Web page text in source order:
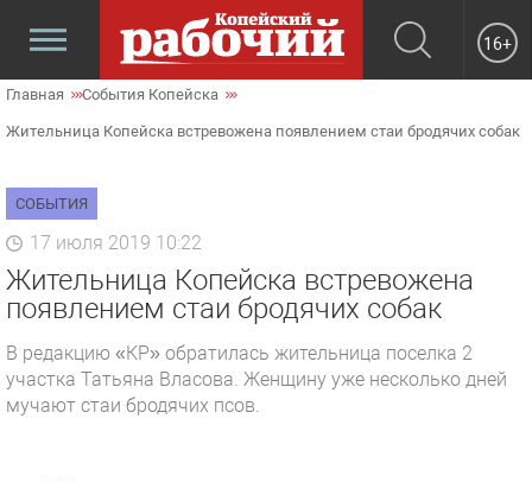
16+
Главная События Копейска
Жительница Копейска встревожена появлением стаи бродячих собак
СОБЫТИЯ
17 июля 2019 10:22
Жительница Копейска встревожена
появлением стаи бродячих собак
В редакцию «КР» обратилась жительница поселка 2
участка Татьяна Власова. Женщину уже несколько дней
мучают стаи бродячих псов.